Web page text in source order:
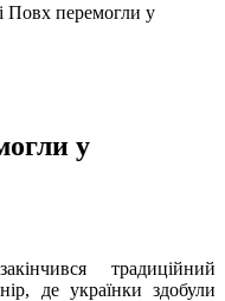
Повх перемогли у
у
традиційний
де українки здобули